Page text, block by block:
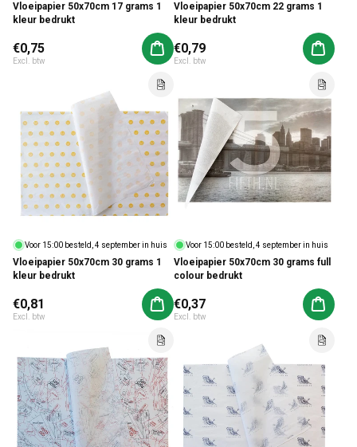
Vloeipapier 50x70cm 17 grams 1
kleur bedrukt
Normale prijs
€0,75
Excl. btw
Aan winkelwagen toevoegen
Vloeipapier 50x70cm 22 grams 1
kleur bedrukt
Normale prijs
€0,79
Excl. btw
Aan
Voor 15:00 besteld, 4 september in huis
Vloeipapier 50x70cm 30 grams 1
kleur bedrukt
Normale prijs
€0,81
Excl. btw
Aan winkelwagen toevoegen
Voor 15:00 besteld, 4 september in huis
Vloeipapier 50x70cm 30 grams full
colour bedrukt
Normale prijs
€0,37
Excl. btw
Aan